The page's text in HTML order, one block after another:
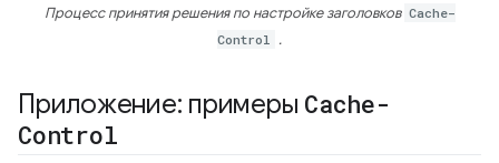
Процесс принятия решения по настройке заголовков Cache-
Control .
Приложение: примеры Cache-
Control